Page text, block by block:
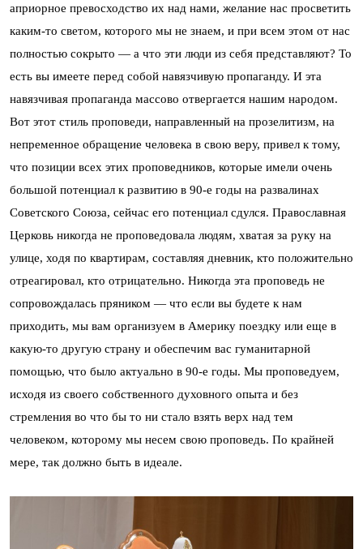
априорное превосходство их над нами, желание нас просветить
каким-то светом, которого мы не знаем, и при всем этом от нас
полностью сокрыто — а что эти люди из себя представляют? То
есть вы имеете перед собой навязчивую пропаганду. И эта
навязчивая пропаганда массово отвергается нашим народом.
Вот этот стиль проповеди, направленный на прозелитизм, на
непременное обращение человека в свою веру, привел к тому,
что позиции всех этих проповедников, которые имели очень
большой потенциал к развитию в 90-е годы на развалинах
Советского Союза, сейчас его потенциал сдулся. Православная
Церковь никогда не проповедовала людям, хватая за руку на
улице, ходя по квартирам, составляя дневник, кто положительно
отреагировал, кто отрицательно. Никогда эта проповедь не
сопровождалась пряником — что если вы будете к нам
приходить, мы вам организуем в Америку поездку или еще в
какую-то другую страну и обеспечим вас гуманитарной
помощью, что было актуально в 90-е годы. Мы проповедуем,
исходя из своего собственного духовного опыта и без
стремления во что бы то ни стало взять верх над тем
человеком, которому мы несем свою проповедь. По крайней
мере, так должно быть в идеале.